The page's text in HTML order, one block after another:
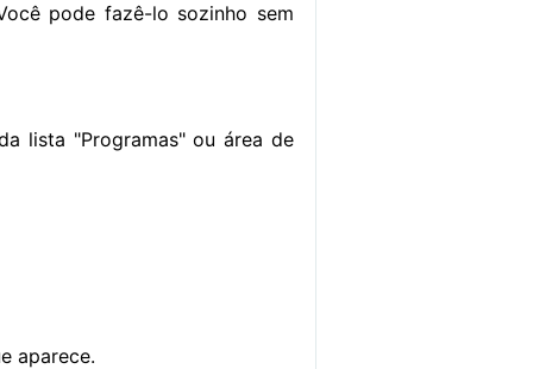
pode fazê-lo sozinho sem
lista "Programas" ou área de
aparece.